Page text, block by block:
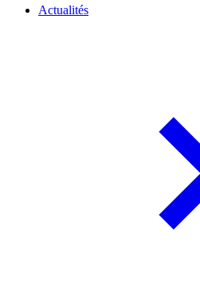
Actualités